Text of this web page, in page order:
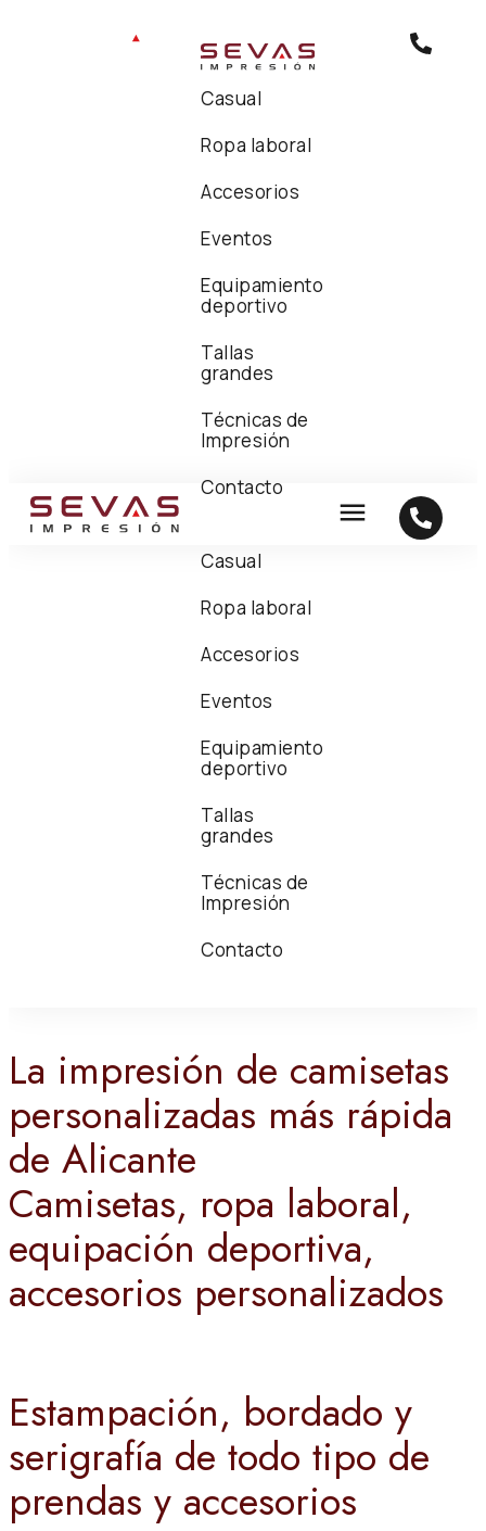
Casual
Ropa laboral
Accesorios
Eventos
Equipamiento
deportivo
Tallas
grandes
Técnicas de
Impresión
Contacto
Casual
Ropa laboral
Accesorios
Eventos
Equipamiento
deportivo
Tallas
grandes
Técnicas de
Impresión
Contacto
La impresión de camisetas
personalizadas más rápida
de Alicante
Camisetas, ropa laboral,
equipación deportiva,
accesorios personalizados
Estampación, bordado y
serigrafía de todo tipo de
prendas y accesorios